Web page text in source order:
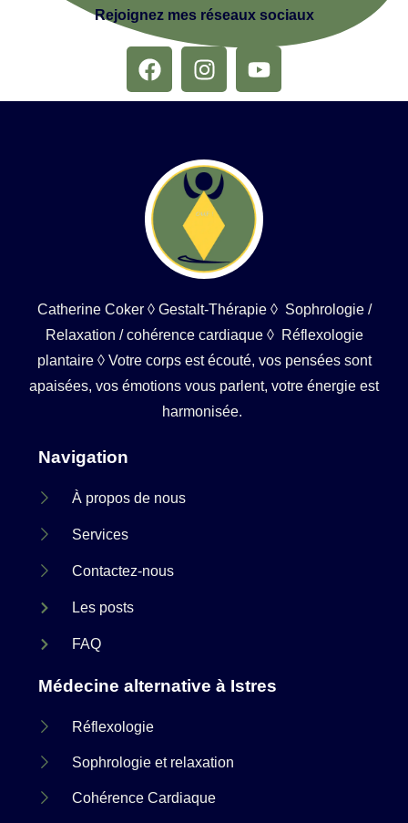
Rejoignez mes réseaux sociaux
Catherine Coker ◊ Gestalt-Thérapie ◊ Sophrologie /
Relaxation / cohérence cardiaque ◊ Réflexologie
plantaire ◊ Votre corps est écouté, vos pensées sont
apaisées, vos émotions vous parlent, votre énergie est
harmonisée.
Navigation
À propos de nous
Services
Contactez-nous
Les posts
FAQ
Médecine alternative à Istres
Réflexologie
Sophrologie et relaxation
Cohérence Cardiaque